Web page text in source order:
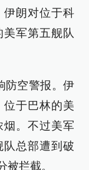
伊朗对位于科
军第五舰队
防空警报。伊
位于巴林的美
烟。不过美军
队总部遭到破
拦截。